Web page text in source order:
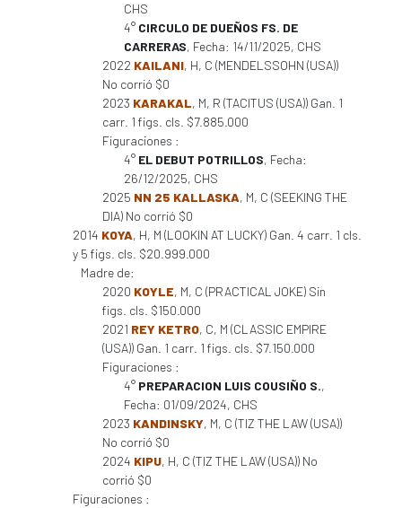
CHS
4° CIRCULO DE DUEÑOS FS. DE
CARRERAS, Fecha: 14/11/2025, CHS
2022 KAILANI, H, C (MENDELSSOHN (USA))
No corrió $0
2023 KARAKAL, M, R (TACITUS (USA)) Gan. 1
carr. 1 figs. cls. $7.885.000
Figuraciones :
4° EL DEBUT POTRILLOS, Fecha:
26/12/2025, CHS
2025 NN 25 KALLASKA, M, C (SEEKING THE
DIA) No corrió $0
2014 KOYA, H, M (LOOKIN AT LUCKY) Gan. 4 carr. 1 cls.
y 5 figs. cls. $20.999.000
Madre de:
2020 KOYLE, M, C (PRACTICAL JOKE) Sin
figs. cls. $150.000
2021 REY KETRO, C, M (CLASSIC EMPIRE
(USA)) Gan. 1 carr. 1 figs. cls. $7.150.000
Figuraciones :
4° PREPARACION LUIS COUSIÑO S.,
Fecha: 01/09/2024, CHS
2023 KANDINSKY, M, C (TIZ THE LAW (USA))
No corrió $0
2024 KIPU, H, C (TIZ THE LAW (USA)) No
corrió $0
Figuraciones :